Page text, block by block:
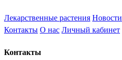
Лекарственные растения Новости
Контакты О нас Личный кабинет
Контакты